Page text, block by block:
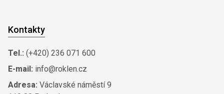
Kontakty
Tel.: (+420) 236 071 600
E-mail: info@roklen.cz
Adresa: Václavské náměstí 9